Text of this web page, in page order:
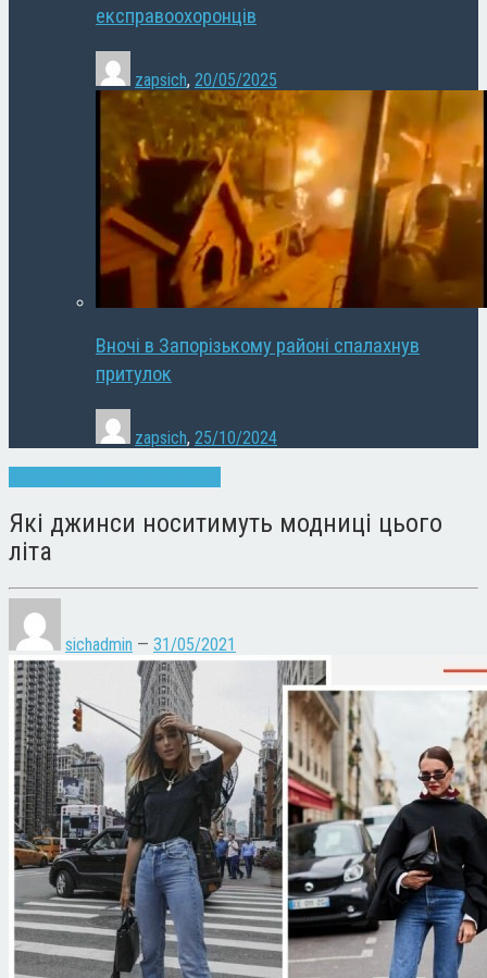
експравоохоронців
zapsich, 20/05/2025
Вночі в Запорізькому районі спалахнув
притулок
zapsich, 25/10/2024
Які джинси носитимуть модниці цього
літа
sichadmin — 31/05/2021